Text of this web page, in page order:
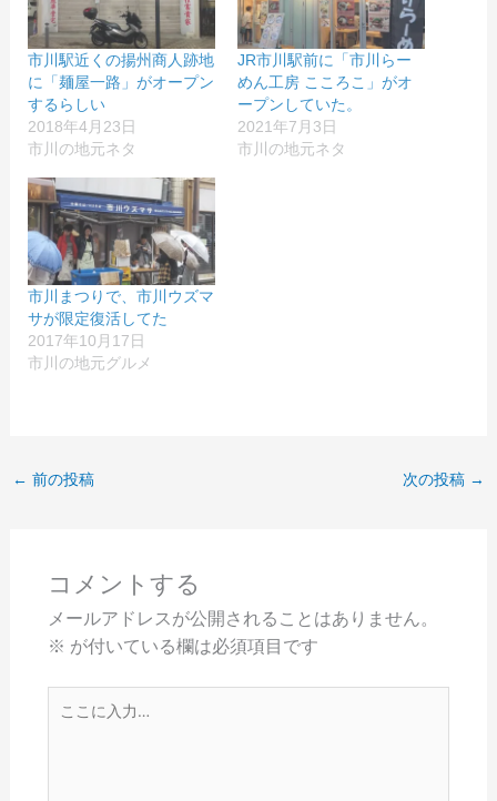
市川駅近くの揚州商人跡地
に「麺屋一路」がオープン
するらしい
2018年4月23日
市川の地元ネタ
JR市川駅前に「市川らー
めん工房 こころこ」がオ
ープンしていた。
2021年7月3日
市川の地元ネタ
市川まつりで、市川ウズマ
サが限定復活してた
2017年10月17日
市川の地元グルメ
← 前の投稿 次の投稿 →
コメントする
メールアドレスが公開されることはありません。
※ が付いている欄は必須項目です